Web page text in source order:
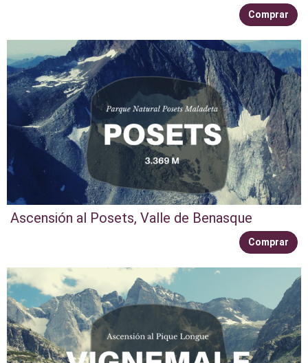
Comprar
Ascensión al Posets, Valle de Benasque
Comprar